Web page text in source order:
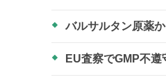
バルサルタン原薬
EU査察でGMP不